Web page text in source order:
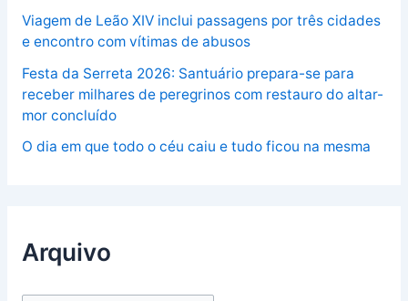
Viagem de Leão XIV inclui passagens por três cidades
e encontro com vítimas de abusos
Festa da Serreta 2026: Santuário prepara-se para
receber milhares de peregrinos com restauro do altar-
mor concluído
O dia em que todo o céu caiu e tudo ficou na mesma
Arquivo